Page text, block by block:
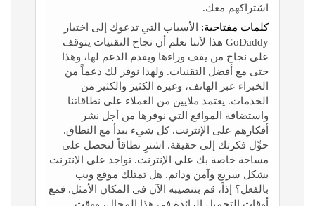
اشتراكهم معك.
كلمات مفتاحية: الأسباب التي تدعوك إلى اختيار
GoDaddy هذا لأننا نعلم أن نجاح التقنيات يتوقف
على نجاح من يقف وراءها ويقدم الدعم لها، وهذا
حتى مع أفضل التقنيات. ولهذا نوفر لك دعماً من
الخبراء عبر الهاتف، وغيره الكثير والكثير من
الخدمات. يعتمد ملايين من العملاء على نطاقاتنا
واستضافة المواقع التي نوفرها من أجل نشر
أفكارهم على الإنترنت. كل شيء يبدأ مع النطاق.
حوِّل فكرتك إلى حقيقة. اشترِ نطاقاً لتحصل على
مساحة خاصة بك على الإنترنت. تواجد على الإنترنت
بشكل سريع وآمن ودائم. هل تمتلك موقع ويب
بالفعل؟ إذاً، قم بتنصيبه الآن في المكان الأمثل. فمع